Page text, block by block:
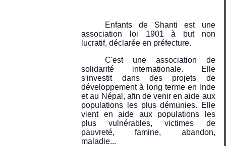
Enfants de Shanti est une
association loi 1901 à but non
lucratif, déclarée en préfecture.
C'est une association de
solidarité internationale. Elle
s'investit dans des projets de
développement à long terme en Inde
et au Népal, afin de venir en aide aux
populations les plus démunies. Elle
vient en aide aux populations les
plus vulnérables, victimes de
pauvreté, famine, abandon,
maladie...